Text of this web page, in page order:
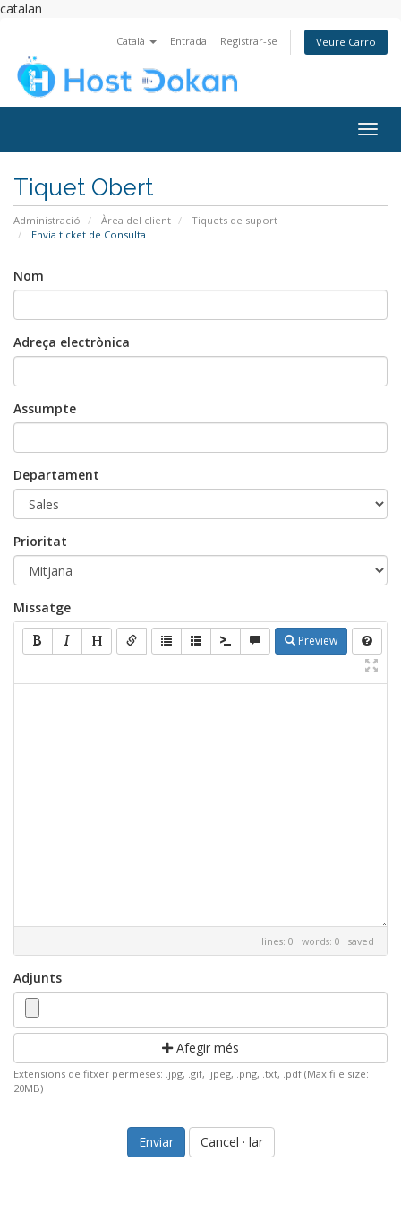
catalan
Català Entrada Registrar-se Veure Carro
Tiquet Obert
Administració Àrea del client
Tiquets de suport
Envia ticket de Consulta
Nom
Adreça electrònica
Assumpte
Departament
Prioritat
Missatge
Preview
lines: 0 words: 0 saved
Adjunts
Afegir més
Extensions de fitxer permeses: .jpg, .gif, .jpeg, .png, .txt, .pdf (Max file size:
20MB)
Cancel · lar